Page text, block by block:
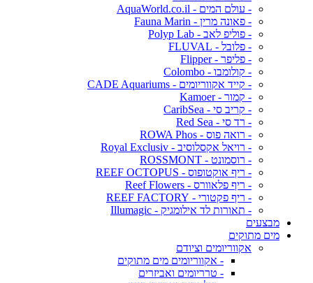
- עולם המים - AquaWorld.co.il
- פאונה מרין - Fauna Marin
- פוליפ לאב - Polyp Lab
- פלובל - FLUVAL
- פליפר - Flipper
- קולומבו - Colombo
- קייד אקווריומים - CADE Aquariums
- קמור - Kamoer
- קריב סי - CaribSea
- רד סי - Red Sea
- רואה פוס - ROWA Phos
- רויאל אקסלוסיב - Royal Exclusiv
- רוסמונט - ROSSMONT
- ריף אוקטופוס - REEF OCTOPUS
- ריף פלאוורס - Reef Flowers
- ריף פקטורי - REEF FACTORY
- תאורות לד אילומגיק - Illumagic
מבצעים
מים מתוקים
אקווריומים וציודם
- אקווריומים מים מתוקים
- טרריומים ואביזרים